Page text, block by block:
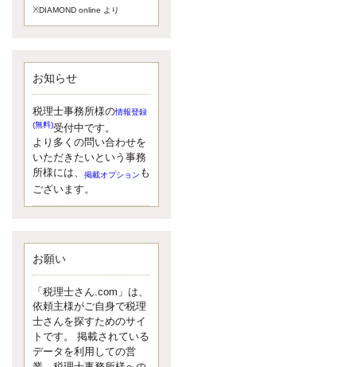
続税が課税されない遺産の上限
しています。
更新:2017年5月1日(大阪市中央区)
湘南BUN税理士事務所
湘南のぽっちゃり女性税理
士松村文子と湘南ＢＵ
また最近、税理士試験のご相談を
受けることおおくなりました。受
験申し込み受け付け開始になるか
ダメと思う前に、全力で勝負して
みたいです！
京都のやわらか女性税理
イクメン税理士による税金
ブログです。
※DIAMOND online より
お知らせ
税理士事務所様の情報登録
(無料)受付中です。
より多くの問い合わせを
いただきたいという事務
所様には、
掲載オプション も
ございます。
お願い
「税理士さん.com」は、
依頼主様がご自身で税理
士さんを探すためのサイ
トです。 掲載されている
データを利用しての営